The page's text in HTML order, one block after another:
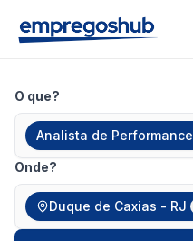
O que?
Analista de Performance
Onde?
Duque de Caxias - RJ